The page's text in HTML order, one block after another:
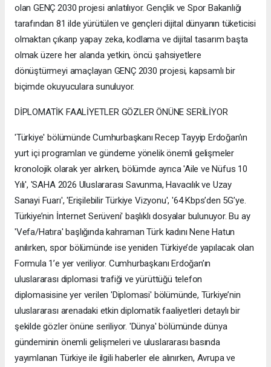
olan GENÇ 2030 projesi anlatılıyor. Gençlik ve Spor Bakanlığı
tarafından 81 ilde yürütülen ve gençleri dijital dünyanın tüketicisi
olmaktan çıkarıp yapay zeka, kodlama ve dijital tasarım başta
olmak üzere her alanda yetkin, öncü şahsiyetlere
dönüştürmeyi amaçlayan GENÇ 2030 projesi, kapsamlı bir
biçimde okuyuculara sunuluyor.
DİPLOMATİK FAALİYETLER GÖZLER ÖNÜNE SERİLİYOR
'Türkiye' bölümünde Cumhurbaşkanı Recep Tayyip Erdoğan’ın
yurt içi programları ve gündeme yönelik önemli gelişmeler
kronolojik olarak yer alırken, bölümde ayrıca 'Aile ve Nüfus 10
Yılı', 'SAHA 2026 Uluslararası Savunma, Havacılık ve Uzay
Sanayi Fuarı', 'Erişilebilir Türkiye Vizyonu', '64 Kbps’den 5G’ye.
Türkiye’nin İnternet Serüveni' başlıklı dosyalar bulunuyor. Bu ay
'Vefa/Hatıra' başlığında kahraman Türk kadını Nene Hatun
anılırken, spor bölümünde ise yeniden Türkiye’de yapılacak olan
Formula 1’e yer veriliyor. Cumhurbaşkanı Erdoğan’ın
uluslararası diplomasi trafiği ve yürüttüğü telefon
diplomasisine yer verilen 'Diplomasi' bölümünde, Türkiye’nin
uluslararası arenadaki etkin diplomatik faaliyetleri detaylı bir
şekilde gözler önüne seriliyor. 'Dünya' bölümünde dünya
gündeminin önemli gelişmeleri ve uluslararası basında
yayımlanan Türkiye ile ilgili haberler ele alınırken, Avrupa ve